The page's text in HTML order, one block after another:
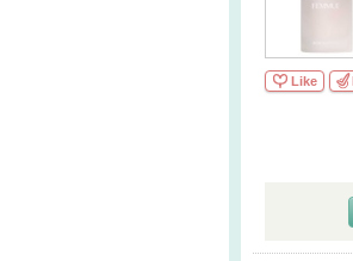
Like